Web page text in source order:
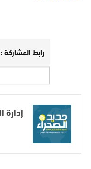
رابط المشاركة :
إدارة